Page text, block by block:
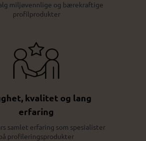
miljøvennlige og bærekraftige
profilprodukter
kvalitet og lang
erfaring
samlet erfaring som spesialister
profileringsprodukter